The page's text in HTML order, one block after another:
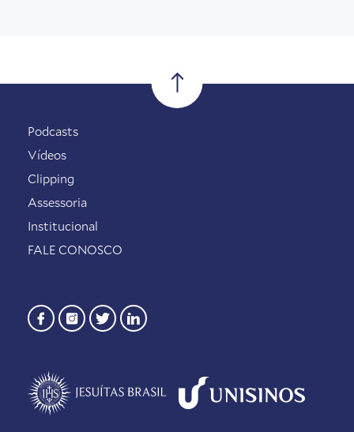
Podcasts
Vídeos
Clipping
Assessoria
Institucional
FALE CONOSCO